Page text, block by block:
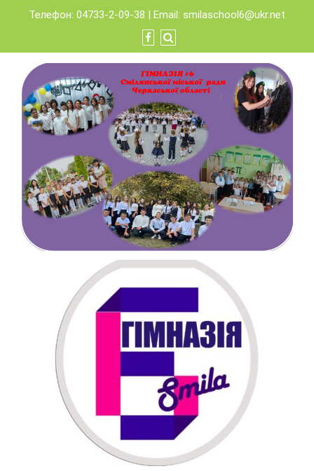
content
Телефон: 04733-2-09-38 | Email: smilaschool6@ukr.net